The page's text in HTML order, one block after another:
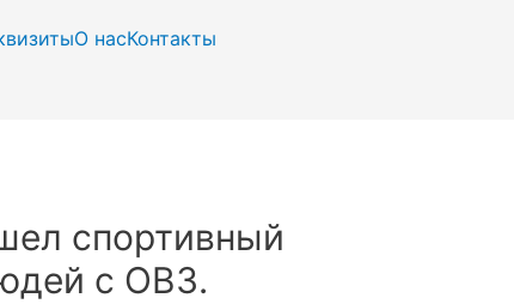
О насКонтакты
спортивный
с ОВЗ.